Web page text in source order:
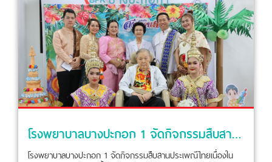
โรงพยาบาลบางปะกอก 1 จัดกิจกรรมสืบสานประเพณีไทยเนื่องใน